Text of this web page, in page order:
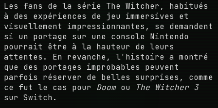
Les fans de la série The Witcher, habitués
à des expériences de jeu immersives et
visuellement impressionnantes, se demandent
si un portage sur une console Nintendo
pourrait être à la hauteur de leurs
attentes. En revanche, l'histoire a montré
que des portages improbables peuvent
parfois réserver de belles surprises, comme
ce fut le cas pour Doomou
The Witcher 3
sur Switch.